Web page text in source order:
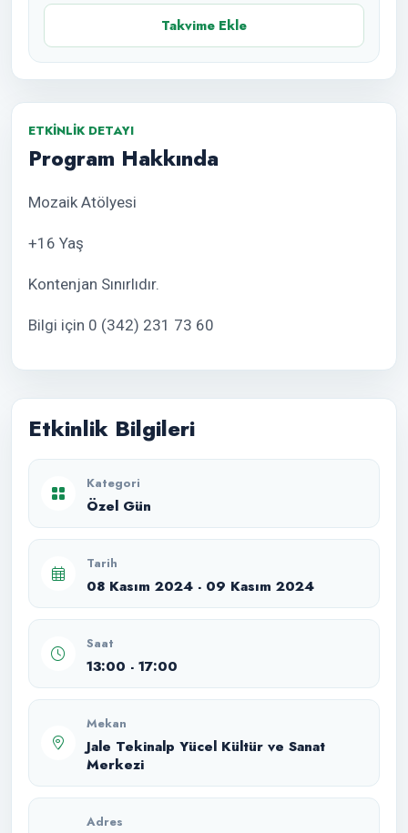
Takvime Ekle
ETKINLIK DETAYI
Program Hakkında
Mozaik Atölyesi
+16 Yaş
Kontenjan Sınırlıdır.
Bilgi için 0 (342) 231 73 60
Etkinlik Bilgileri
Kategori
Özel Gün
Tarih
08 Kasım 2024 - 09 Kasım 2024
Saat
13:00 - 17:00
Mekan
Jale Tekinalp Yücel Kültür ve Sanat
Merkezi
Adres